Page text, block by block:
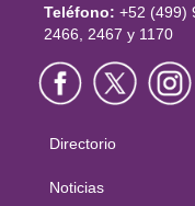
Teléfono: +52 (499)
2466, 2467 y 1170
Menú
principal
Directorio
Noticias